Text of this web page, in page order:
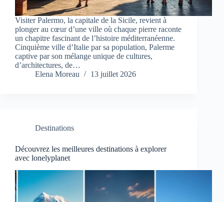
Visiter Palermo, la capitale de la Sicile, revient à
plonger au cœur d’une ville où chaque pierre raconte
un chapitre fascinant de l’histoire méditerranéenne.
Cinquième ville d’Italie par sa population, Palerme
captive par son mélange unique de cultures,
d’architectures, de…
Elena Moreau
13 juillet 2026
Destinations
Découvrez les meilleures destinations à explorer
avec lonelyplanet